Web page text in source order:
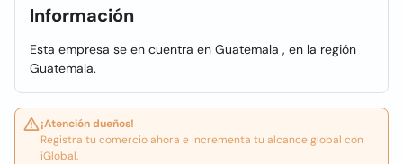
Información
Esta empresa se en cuentra en Guatemala , en la región
Guatemala.
¡Atención dueños!
Registra tu comercio ahora e incrementa tu alcance global con
iGlobal.